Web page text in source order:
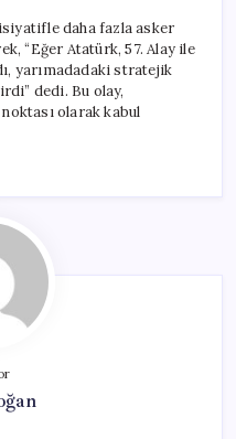
daha fazla asker
“Eğer Atatürk, 57. Alay ile
yarımadadaki stratejik
dedi. Bu olay,
olarak kabul